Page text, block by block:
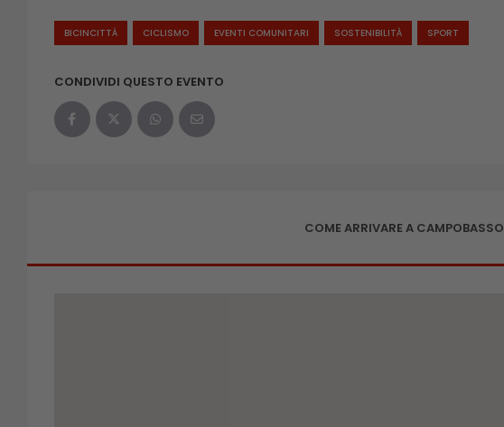
BICINCITTÀ CICLISMO EVENTI COMUNITARI SOSTENIBILITÀ SPORT
CONDIVIDI QUESTO EVENTO
COME ARRIVARE A CAMPOBASSO